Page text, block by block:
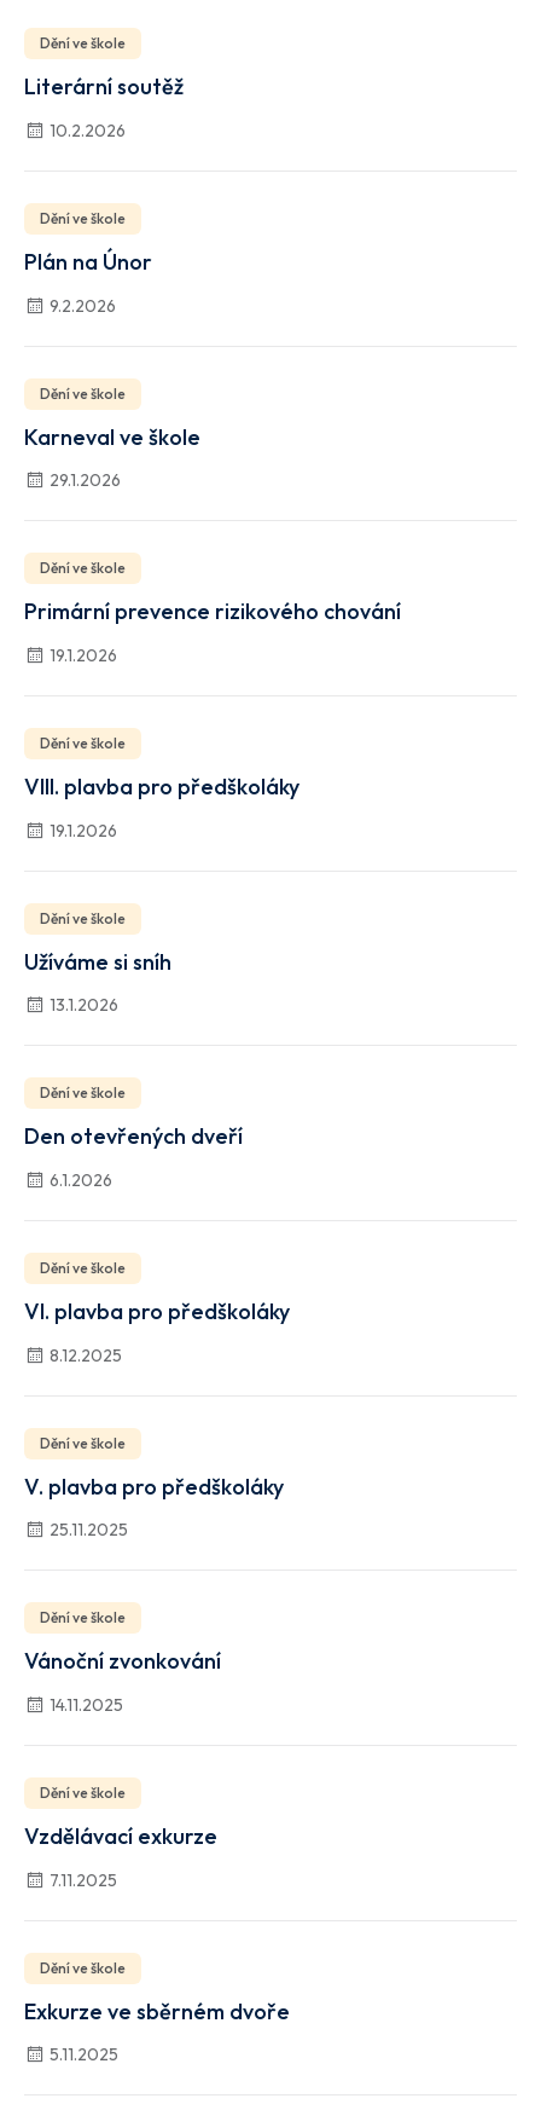
Dění ve škole
Literární soutěž
10.2.2026
Dění ve škole
Plán na Únor
9.2.2026
Dění ve škole
Karneval ve škole
29.1.2026
Dění ve škole
Primární prevence rizikového chování
19.1.2026
Dění ve škole
VIII. plavba pro předškoláky
19.1.2026
Dění ve škole
Užíváme si sníh
13.1.2026
Dění ve škole
Den otevřených dveří
6.1.2026
Dění ve škole
VI. plavba pro předškoláky
8.12.2025
Dění ve škole
V. plavba pro předškoláky
25.11.2025
Dění ve škole
Vánoční zvonkování
14.11.2025
Dění ve škole
Vzdělávací exkurze
7.11.2025
Dění ve škole
Exkurze ve sběrném dvoře
5.11.2025